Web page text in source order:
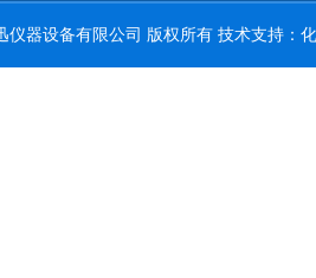
仪器设备有限公司 版权所有 技术支持：